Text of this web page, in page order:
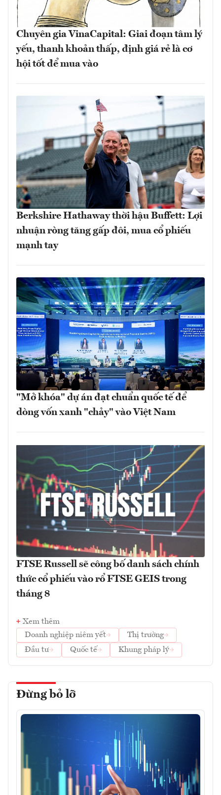
Chuyên gia VinaCapital: Giai đoạn tâm lý
yếu, thanh khoản thấp, định giá rẻ là cơ
hội tốt để mua vào
Berkshire Hathaway thời hậu Buffett: Lợi
nhuận ròng tăng gấp đôi, mua cổ phiếu
mạnh tay
"Mở khóa" dự án đạt chuẩn quốc tế để
dòng vốn xanh "chảy" vào Việt Nam
FTSE Russell sẽ công bố danh sách chính
thức cổ phiếu vào rổ FTSE GEIS trong
tháng 8
Xem thêm
Doanh nghiệp niêm yết
Thị trường
Đầu tư
Quốc tế Khung pháp lý
Đừng bỏ lỡ